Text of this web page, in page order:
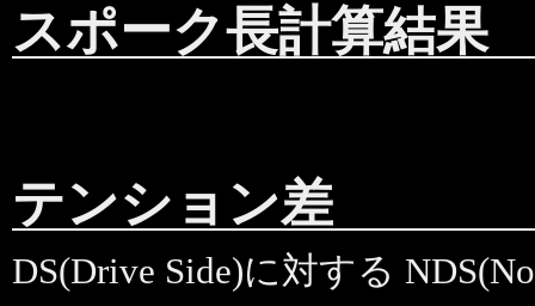
スポーク長計算結果
テンション差
DS(Drive Side)に対する